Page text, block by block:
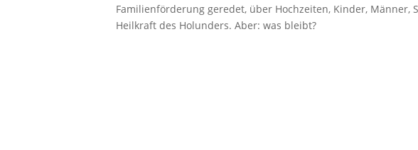
Familienförderung geredet, über Hochzeiten, Kinder, Männer,
Heilkraft des Holunders. Aber: was bleibt?